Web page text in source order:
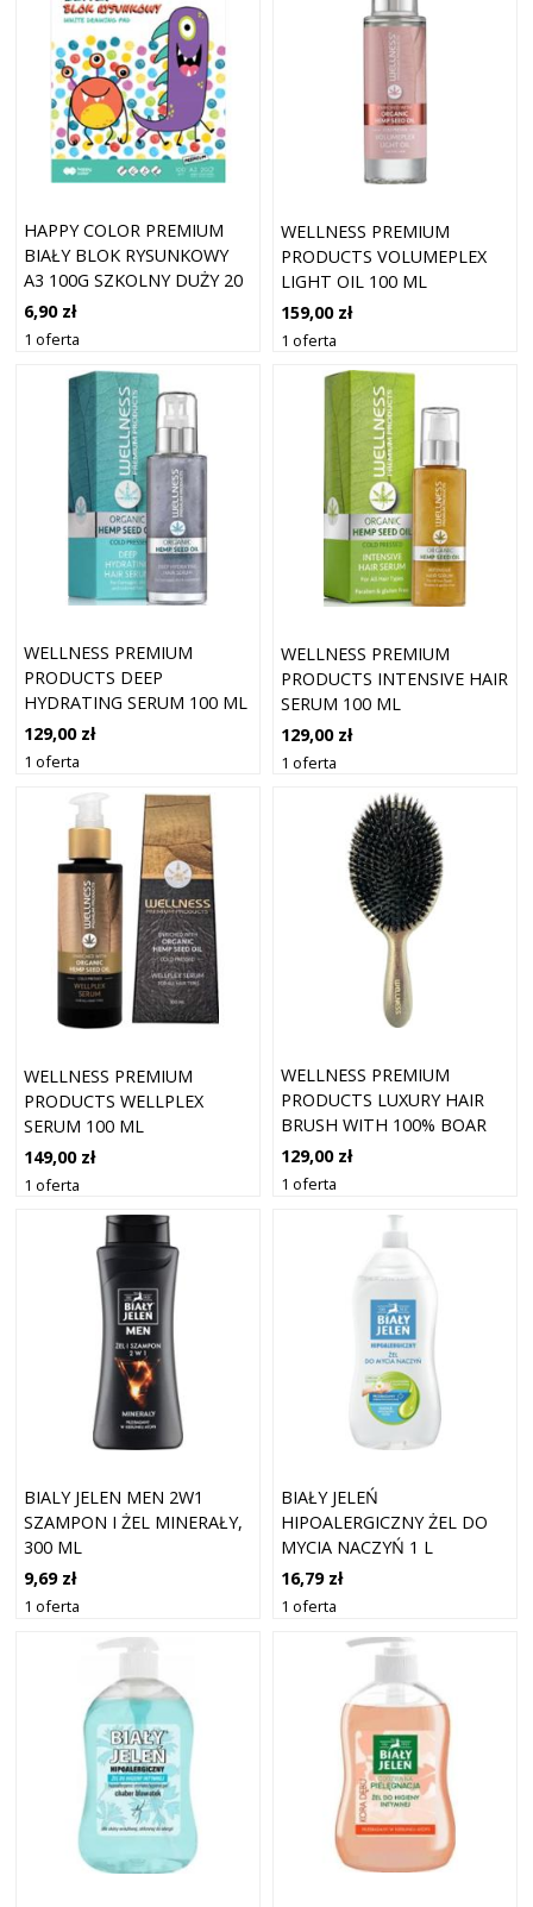
HAPPY COLOR PREMIUM
BIAŁY BLOK RYSUNKOWY
A3 100G SZKOLNY DUŻY 20
KARTEK
6,90 zł
1 oferta
WELLNESS PREMIUM
PRODUCTS VOLUMEPLEX
LIGHT OIL 100 ML
159,00 zł
1 oferta
WELLNESS PREMIUM
PRODUCTS DEEP
HYDRATING SERUM 100 ML
129,00 zł
1 oferta
WELLNESS PREMIUM
PRODUCTS INTENSIVE HAIR
SERUM 100 ML
129,00 zł
1 oferta
WELLNESS PREMIUM
PRODUCTS WELLPLEX
SERUM 100 ML
149,00 zł
1 oferta
WELLNESS PREMIUM
PRODUCTS LUXURY HAIR
BRUSH WITH 100% BOAR
BRISTLES
129,00 zł
1 oferta
BIALY JELEN MEN 2W1
SZAMPON I ŻEL MINERAŁY,
300 ML
9,69 zł
1 oferta
BIAŁY JELEŃ
HIPOALERGICZNY ŻEL DO
MYCIA NACZYŃ 1 L
16,79 zł
1 oferta